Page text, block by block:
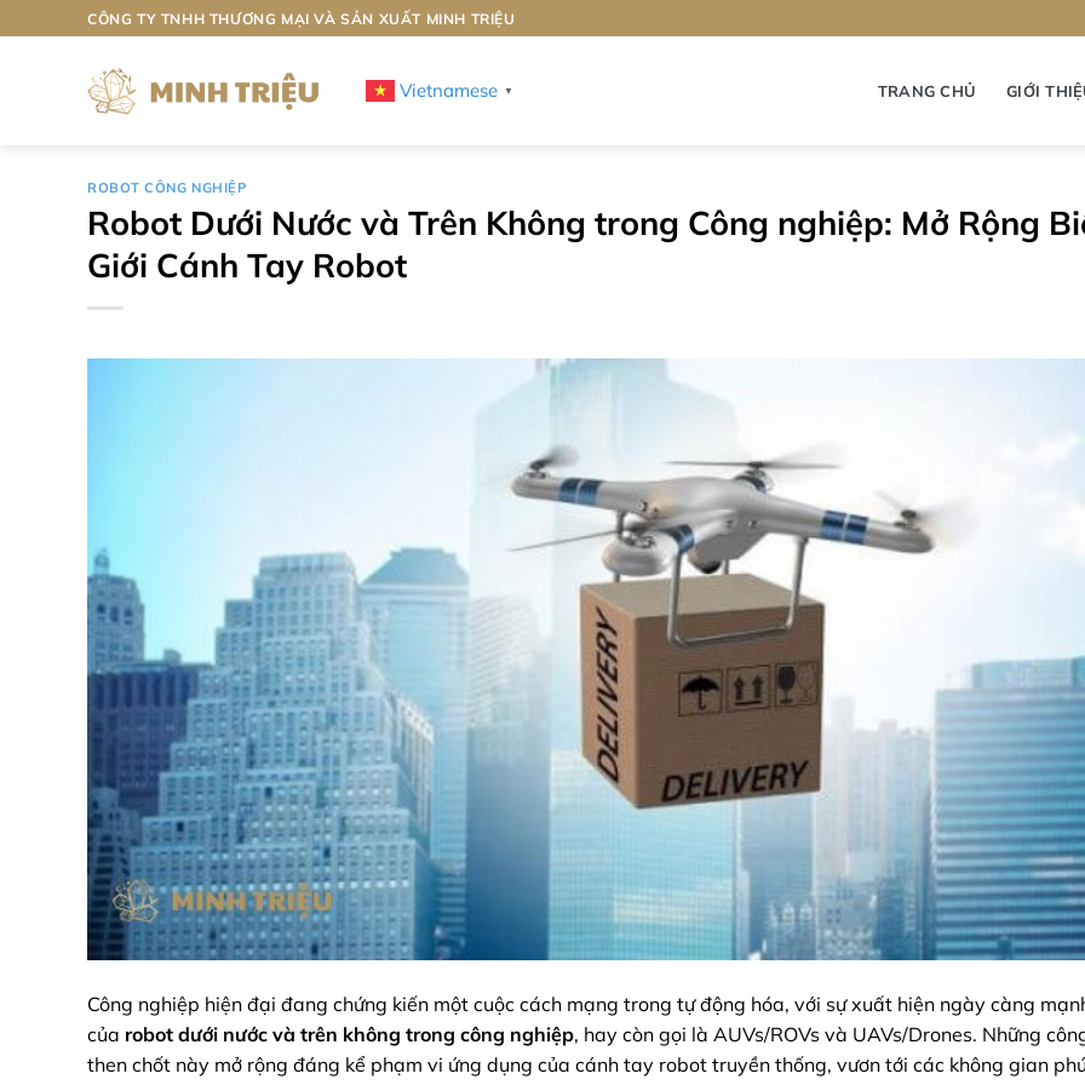
qua
CÔNG TY TNHH THƯƠNG MẠI VÀ SẢN XUẤT MINH TRIỆU
Vietnamese ▼ TRANG CHỦ GIỚI
ROBOT CÔNG NGHIỆP
Robot Dưới Nước và Trên Không trong Công nghiệp: Mở Rộng
Giới Cánh Tay Robot
Công nghiệp hiện đại đang chứng kiến một cuộc cách mạng trong tự động hóa, với sự xuất hiện ngày càng
của robot dưới nước và trên không trong công nghiệp, hay còn gọi là AUVs/ROVs và UAVs/Drones. Những
then chốt này mở rộng đáng kể phạm vi ứng dụng của cánh tay robot truyền thống, vươn tới các không gian